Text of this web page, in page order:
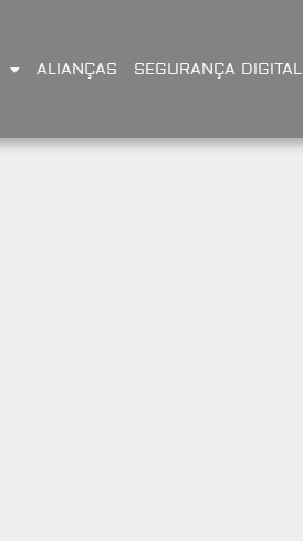
ALIANÇAS SEGURANÇA DIGITAL